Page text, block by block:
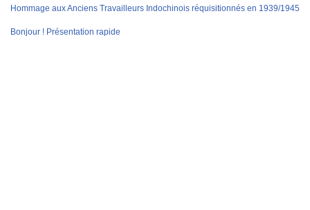
Hommage aux Anciens Travailleurs Indochinois réquisitionnés en 1939/1945
Bonjour ! Présentation rapide